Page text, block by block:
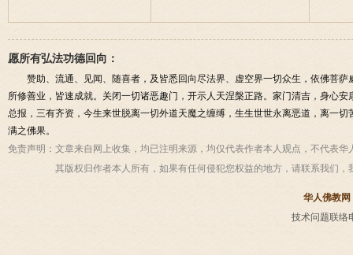
愿所有弘法功德回向：
赞助、流通、见闻、随喜者，及皆悉回向尽法界、虚空界一切众生，依佛菩
所修善业，皆速成就。关闭一切诸恶趣门，开示人天涅槃正路。家门清吉，身心
总报，三有齐资，今生来世脱离一切外道天魔之缠缚，生生世世永离恶道，离一
满之佛果。
免责声明： 文章来自网上收集，均已注明来源，均仅代表作者本人观点，不代表
其版权归作者本人所有，如果有任何侵犯您权益的地方，请联系我们，
华人佛教网
技术问题联络